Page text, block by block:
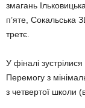
змагань
п’яте,
третє.
У фіналі
Перемогу з
з четвертої школи